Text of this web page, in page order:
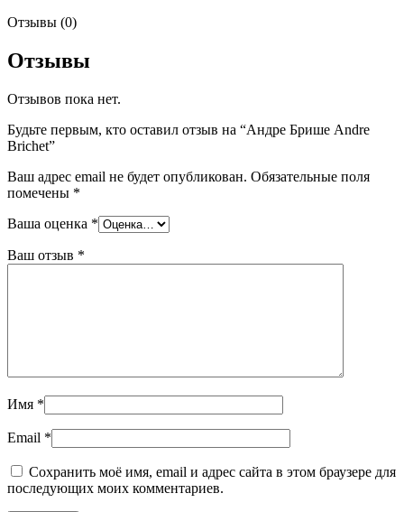
Отзывы (0)
Отзывы
Отзывов пока нет.
Будьте первым, кто оставил отзыв на “Андре Брише Andre
Brichet”
Ваш адрес email не будет опубликован. Обязательные поля
помечены *
Ваша оценка *
Ваш отзыв *
Имя *
Email *
Сохранить моё имя, email и адрес сайта в этом браузере для
последующих моих комментариев.